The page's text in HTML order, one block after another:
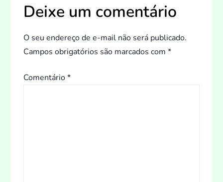
a
ç
ã
o
Deixe um comentário
O seu endereço de e-mail não será publicado.
Campos obrigatórios são marcados com*
Comentário*